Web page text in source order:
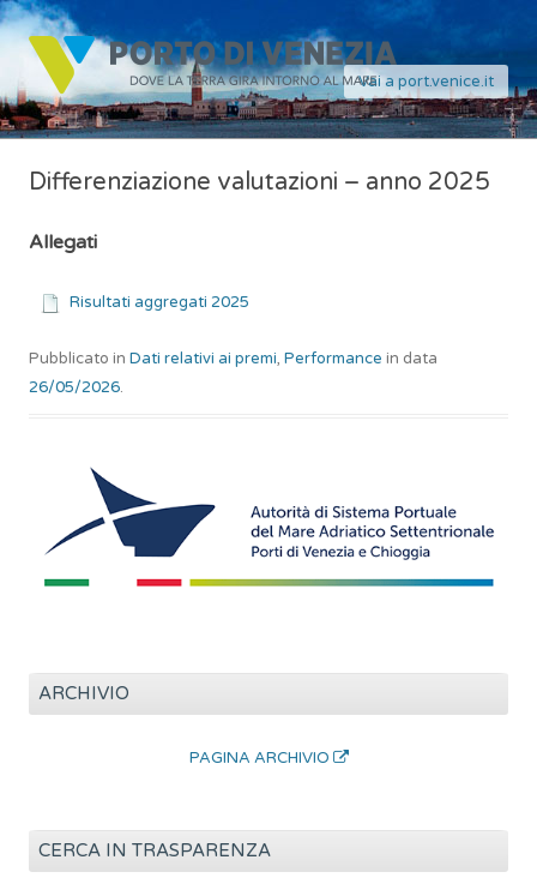
Vai a port.venice.it
Differenziazione valutazioni – anno 2025
Allegati
Risultati aggregati 2025
Pubblicato in Dati relativi ai premi, Performance in data
26/05/2026.
ARCHIVIO
PAGINA ARCHIVIO
CERCA IN TRASPARENZA